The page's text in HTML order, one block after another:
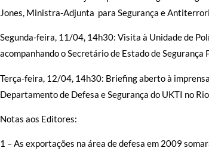
Jones, Ministra-Adjunta para Segurança e
Segunda-feira, 11/04, 14h30: Visita à Unidade de
acompanhando o Secretário de Estado de
Terça-feira, 12/04, 14h30: Briefing aberto à
Departamento de Defesa e Segurança do UKTI no
Notas aos Editores:
1 – As exportações na área de defesa em 2009